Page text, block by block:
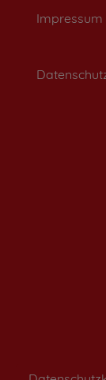
Impressum